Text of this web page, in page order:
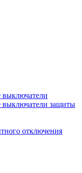
выключатели
выключатели защиты
отключения